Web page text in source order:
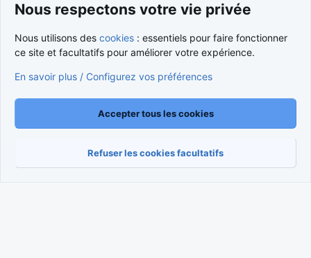
Cookies
Nous contacter
Conditions et règlement
S
Community platform by XenForo® © 2010-2026 XenForo Ltd.
Traduction française parXenForo FR|Media embeds via s9e/MediaSites
Nous respectons votre vie privée
Nous utilisons des cookies : essentiels pour faire fonctionner
ce site et facultatifs pour améliorer votre expérience.
En savoir plus / Configurez vos préférences
Accepter tous les cookies
Refuser les cookies facultatifs